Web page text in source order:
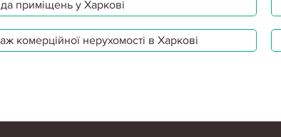
приміщень у Харкові
комерційної нерухомості в Харкові